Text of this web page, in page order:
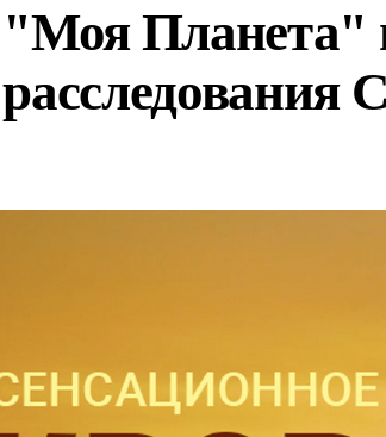
"Моя Планета"
расследования